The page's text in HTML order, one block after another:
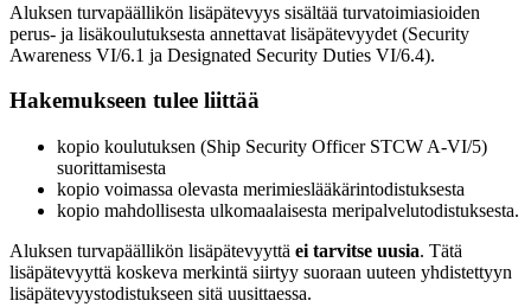
Aluksen turvapäällikön lisäpätevyys sisältää turvatoimiasioiden
perus- ja lisäkoulutuksesta annettavat lisäpätevyydet (Security
Awareness VI/6.1 ja Designated Security Duties VI/6.4).
Hakemukseen tulee liittää
kopio koulutuksen (Ship Security Officer STCW A-VI/5)
suorittamisesta
kopio voimassa olevasta merimieslääkärintodistuksesta
kopio mahdollisesta ulkomaalaisesta meripalvelutodistuksesta.
Aluksen turvapäällikön lisäpätevyyttä ei tarvitse uusia. Tätä
lisäpätevyyttä koskeva merkintä siirtyy suoraan uuteen yhdistettyyn
lisäpätevyystodistukseen sitä uusittaessa.